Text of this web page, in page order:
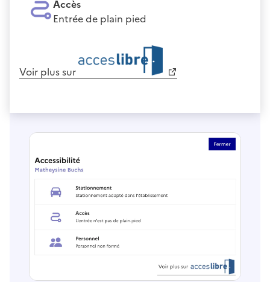
Accès
Entrée de plain pied
Voir plus sur